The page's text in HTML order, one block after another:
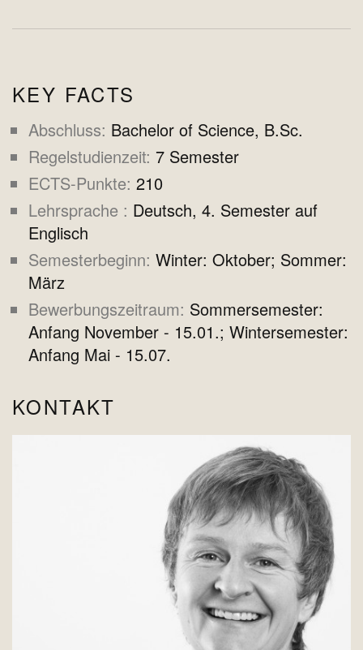
KEY FACTS
Abschluss Bachelor of Science, B.Sc.
Regelstudienzeit 7 Semester
ECTS-Punkte 210
Lehrsprache
Deutsch, 4. Semester auf
Englisch
Semesterbeginn Winter: Oktober; Sommer:
März
Bewerbungszeitraum Sommersemester:
Anfang November - 15.01.; Wintersemester:
Anfang Mai - 15.07.
KONTAKT